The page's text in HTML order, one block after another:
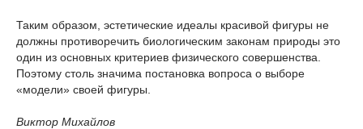
Таким образом, эстетические идеалы красивой фигуры не
должны противоречить биологическим законам природы это
один из основных критериев физического совершенства.
Поэтому столь значима постановка вопроса о выборе
«модели» своей фигуры.
Виктор Михайлов